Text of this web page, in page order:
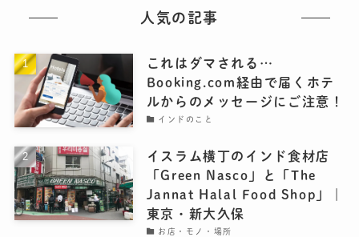
人気の記事
これはダマされる…
Booking.com経由で届くホテ
ルからのメッセージにご注意！
インドのこと
イスラム横丁のインド食材店
「Green Nasco」と「The
Jannat Halal Food Shop」｜
東京・新大久保
お店・モノ・場所